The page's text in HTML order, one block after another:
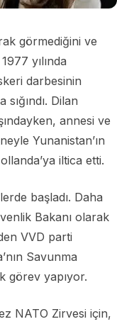
görmediğini ve
yılında
darbesinin
Dilan
annesi ve
Yunanistan’ın
iltica etti.
başladı. Daha
Bakanı olarak
VVD parti
Savunma
görev yapıyor.
NATO Zirvesi için,